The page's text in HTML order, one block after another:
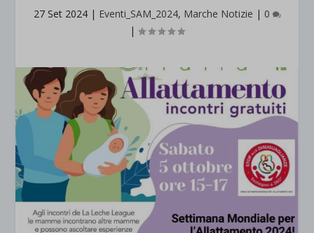
27 Set 2024| Eventi_SAM_2024, Marche Notizie | 0
|